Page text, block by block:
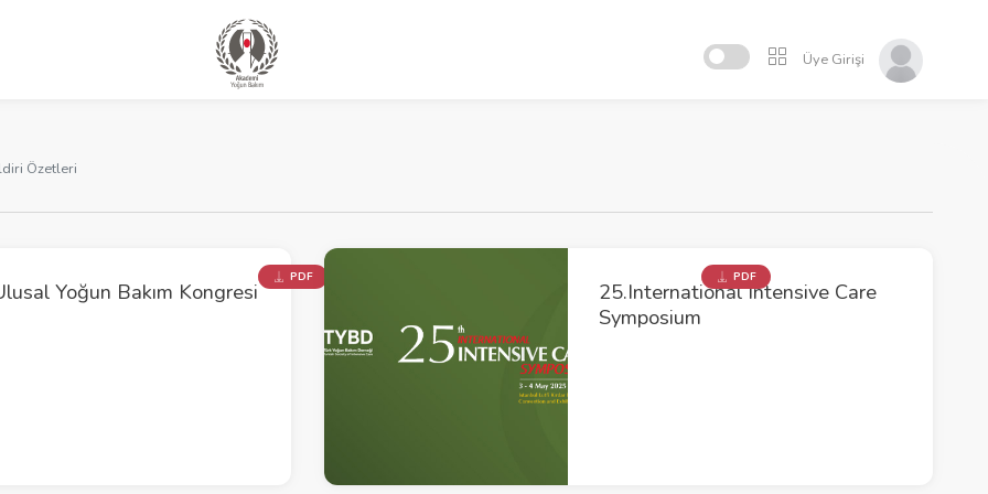
Üye Girişi
Özetleri
Yoğun Bakım Kongresi
PDF
25.International Intensive Care
Symposium
PDF